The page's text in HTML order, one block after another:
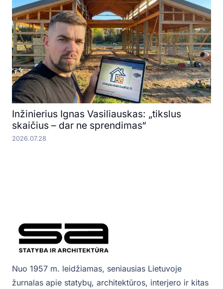
Inžinierius Ignas Vasiliauskas: „tikslus
skaičius – dar ne sprendimas“
2026.07.28
Nuo 1957 m. leidžiamas, seniausias Lietuvoje
žurnalas apie statybų, architektūros, interjero ir kitas